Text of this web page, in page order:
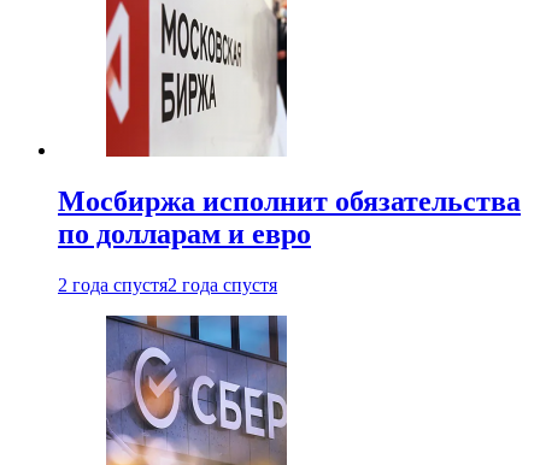
Мосбиржа исполнит обязательства
по долларам и евро
2 года спустя2 года спустя